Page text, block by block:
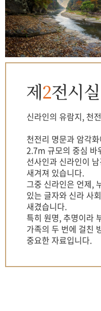
신라인의 유람지, 천
천전리 명문과 암각
2.7m 규모의 중심 바
선사인과 신라인이
새겨져 있습니다.
그중 신라인은 언제,
있는 글자와 신라 사
새겼습니다.
특히 원명, 추명이라
가족의 두 번에 걸친
중요한 자료입니다.